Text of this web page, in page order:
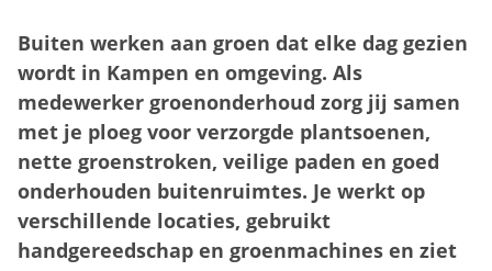
Buiten werken aan groen dat elke dag gezien
wordt in Kampen en omgeving. Als
medewerker groenonderhoud zorg jij samen
met je ploeg voor verzorgde plantsoenen,
nette groenstroken, veilige paden en goed
onderhouden buitenruimtes. Je werkt op
verschillende locaties, gebruikt
handgereedschap en groenmachines en ziet